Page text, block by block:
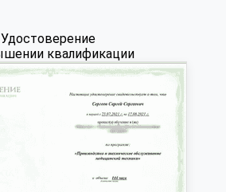
Удостоверение
квалификации